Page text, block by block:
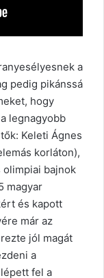
a
pedig pikánssá
hogy
legnagyobb
Keleti Ágnes
korláton),
olimpiai bajnok
magyar
és kapott
már az
jól magát
a
fel a